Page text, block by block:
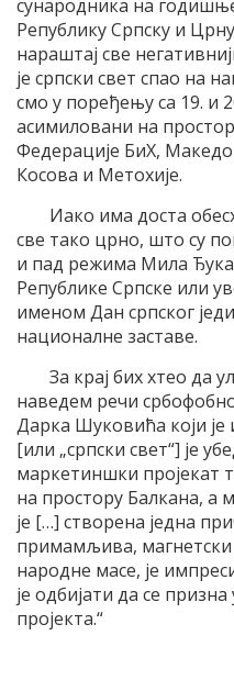
сународника на
Републику Српску и
нараштај све
је српски свет спао на
смо у поређењу са 19. и
асимиловани на
Федерације БиХ,
Косова и Метохије.
Иако има доста
све тако црно, што су
и пад режима Мила
Републике Српске или
именом Дан српског
националне заставе.
За крај бих хтео да
наведем речи
Дарка Шуковића који је
[или „српски свет“] је
маркетиншки пројекат
на простору Балкана, а
је […] створена једна
примамљива,
народне масе, је
је одбијати да се призна
пројекта.“